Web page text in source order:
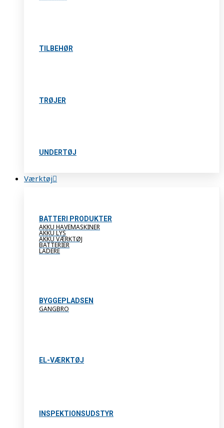
TILBEHØR
TRØJER
UNDERTØJ
Værktøj
BATTERI PRODUKTER
AKKU HAVEMASKINER
AKKU LYS
AKKU VÆRKTØJ
BATTERIER
LADERE
BYGGEPLADSEN
GANGBRO
EL-VÆRKTØJ
INSPEKTIONSUDSTYR